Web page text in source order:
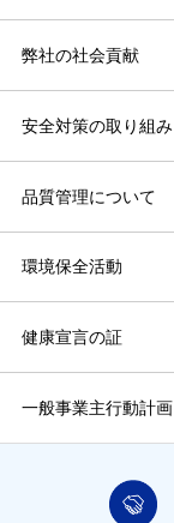
弊社の社会貢献
安全対策の取り組み
品質管理について
環境保全活動
健康宣言の証
一般事業主行動計画